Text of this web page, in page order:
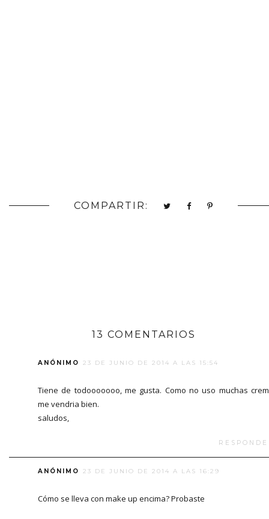
COMPARTIR:
13 COMENTARIOS
ANÓNIMO 23 DE JUNIO DE 2014 A LAS 15:54
Tiene de todooooooo, me gusta. Como no uso muchas
me vendria bien.
saludos,
ANÓNIMO 23 DE JUNIO DE 2014 A LAS 16:29
Cómo se lleva con make up encima? Probaste